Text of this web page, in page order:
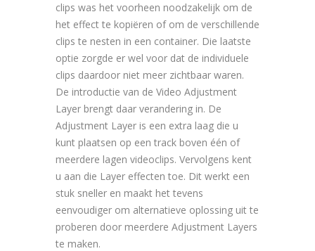
clips was het voorheen noodzakelijk om de
het effect te kopiëren of om de verschillende
clips te nesten in een container. Die laatste
optie zorgde er wel voor dat de individuele
clips daardoor niet meer zichtbaar waren.
De introductie van de Video Adjustment
Layer brengt daar verandering in. De
Adjustment Layer is een extra laag die u
kunt plaatsen op een track boven één of
meerdere lagen videoclips. Vervolgens kent
u aan die Layer effecten toe. Dit werkt een
stuk sneller en maakt het tevens
eenvoudiger om alternatieve oplossing uit te
proberen door meerdere Adjustment Layers
te maken.